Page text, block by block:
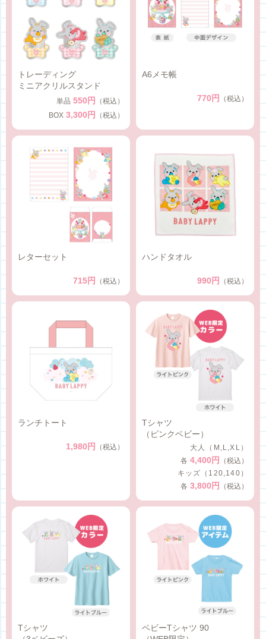
トレーディング
ミニアクリルスタンド
単品 550円
（税込）
BOX 3,300円 （税込）
A6メモ帳
770円 （税込）
レターセット
715円 （税込）
ハンドタオル
990円 （税込）
ランチトート
1,980円 （税込）
Tシャツ
（ピンクベビー）
大人（M,L,XL）
各 4,400円
（税込）
キッズ（120,140）
各 3,800円 （税込）
Tシャツ
ベビーTシャツ 90